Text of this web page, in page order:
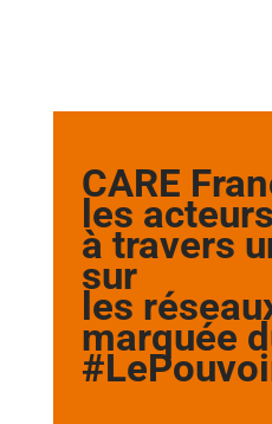
CARE
les
à travers
sur
les
marquée